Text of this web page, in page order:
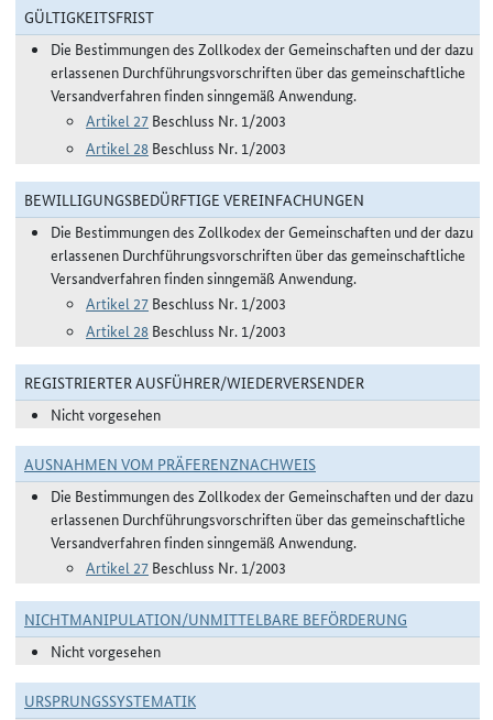
GÜLTIGKEITSFRIST
Die Bestimmungen des Zollkodex der Gemeinschaften und der dazu
erlassenen Durchführungsvorschriften über das gemeinschaftliche
Versandverfahren finden sinngemäß Anwendung.
Artikel 27 Beschluss Nr. 1/2003
Artikel 28 Beschluss Nr. 1/2003
BEWILLIGUNGSBEDÜRFTIGE VEREINFACHUNGEN
Die Bestimmungen des Zollkodex der Gemeinschaften und der dazu
erlassenen Durchführungsvorschriften über das gemeinschaftliche
Versandverfahren finden sinngemäß Anwendung.
Artikel 27 Beschluss Nr. 1/2003
Artikel 28 Beschluss Nr. 1/2003
REGISTRIERTER AUSFÜHRER/WIEDERVERSENDER
Nicht vorgesehen
AUSNAHMEN VOM PRÄFERENZNACHWEIS
Die Bestimmungen des Zollkodex der Gemeinschaften und der dazu
erlassenen Durchführungsvorschriften über das gemeinschaftliche
Versandverfahren finden sinngemäß Anwendung.
Artikel 27 Beschluss Nr. 1/2003
NICHTMANIPULATION/UNMITTELBARE BEFÖRDERUNG
Nicht vorgesehen
URSPRUNGSSYSTEMATIK